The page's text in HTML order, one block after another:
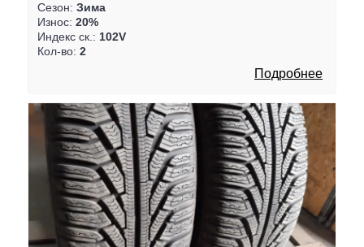
Сезон: Зима
Износ: 20%
Индекс ск.: 102V
Кол-во: 2
Подробнее